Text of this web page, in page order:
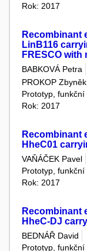
Rok: 2017
Recombinant
LinB116
FRESCO
BABKOVÁ Petra
PROKOP Zbyněk
Prototyp, funkční
Rok: 2017
Recombinant
HheC01
VAŇÁČEK Pavel
Prototyp, funkční
Rok: 2017
Recombinant
HheC-DJ
BEDNÁŘ David
Prototyp, funkční